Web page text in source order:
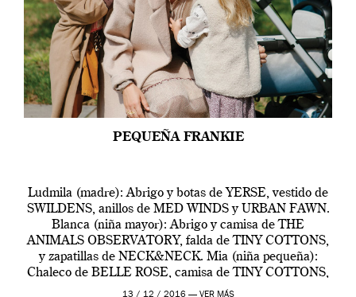
PEQUEÑA FRANKIE
Ludmila (madre): Abrigo y botas de YERSE, vestido de
SWILDENS, anillos de MED WINDS y URBAN FAWN.
Blanca (niña mayor): Abrigo y camisa de THE
ANIMALS OBSERVATORY, falda de TINY COTTONS,
y zapatillas de NECK&NECK. Mia (niña pequeña):
Chaleco de BELLE ROSE, camisa de TINY COTTONS,
falda de BUHO y zapatos de CLOTAIRE. BUGABOO
13 / 12 / 2016 — VER MÁS